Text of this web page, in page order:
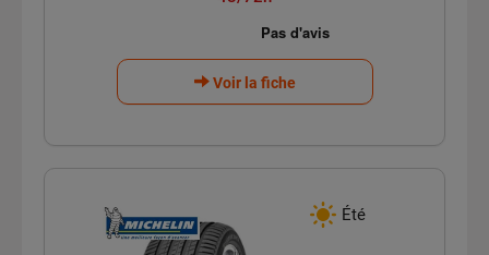
Voir la fiche
Été